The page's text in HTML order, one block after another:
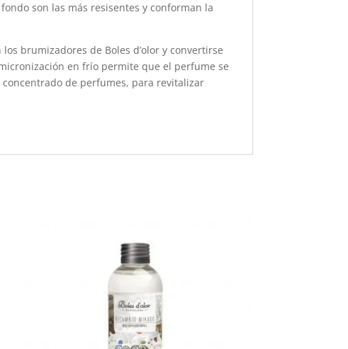
son las más resisentes y conforman la
brumizadores de Boles d’olor y convertirse
en frío permite que el perfume se
de perfumes, para revitalizar